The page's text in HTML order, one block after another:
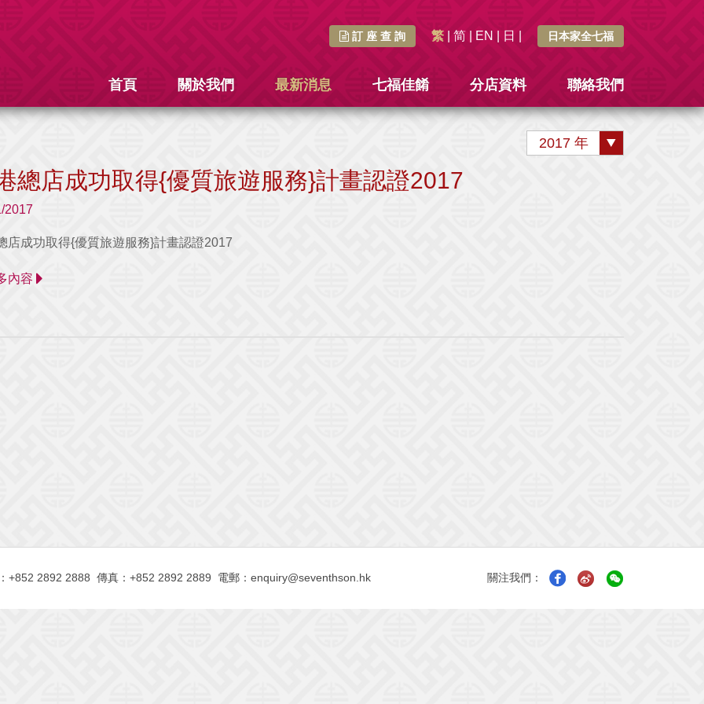
日本家全七福
繁 简 EN 日
訂 座 查 詢
首頁 關於我們 最新消息 七福佳餚 分店資料 聯絡我們
2017 年
總店成功取得{優質旅遊服務}計畫認證2017
2017
店成功取得{優質旅遊服務}計畫認證2017
內容
+852 2892 2888 傳真：+852 2892 2889 電郵： enquiry@seventhson.hk 關注我們：